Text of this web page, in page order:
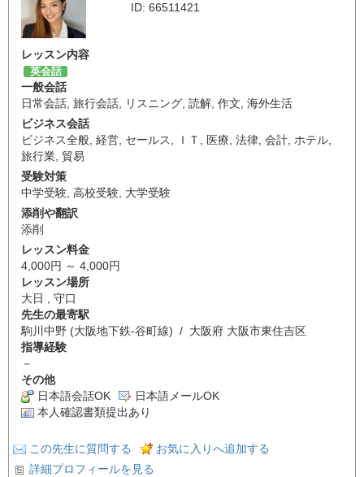
ID: 66511421
レッスン内容
英会話
一般会話
日常会話 旅行会話 リスニング 読解 作文 海外生活
ビジネス会話
ビジネス全般 経営 セールス ＩＴ 医療 法律 会計 ホテル
旅行業 貿易
受験対策
中学受験 高校受験 大学受験
添削や翻訳
添削
レッスン料金
4,000円 ～ 4,000円
レッスン場所
大日 , 守口
先生の最寄駅
駒川中野 (大阪地下鉄-谷町線) / 大阪府 大阪市東住吉区
指導経験
－
その他
日本語会話OK
日本語メールOK
本人確認書類提出あり
この先生に質問する
お気に入りへ追加する
詳細プロフィールを見る